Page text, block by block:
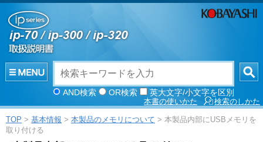
AND検索 OR検索 英大文字/小文字を区別
検索のしかた
本書の使いかた
TOP > 基本情報 > 本製品のメモリについて > 本製品内部にUSBメモリを
取り付ける